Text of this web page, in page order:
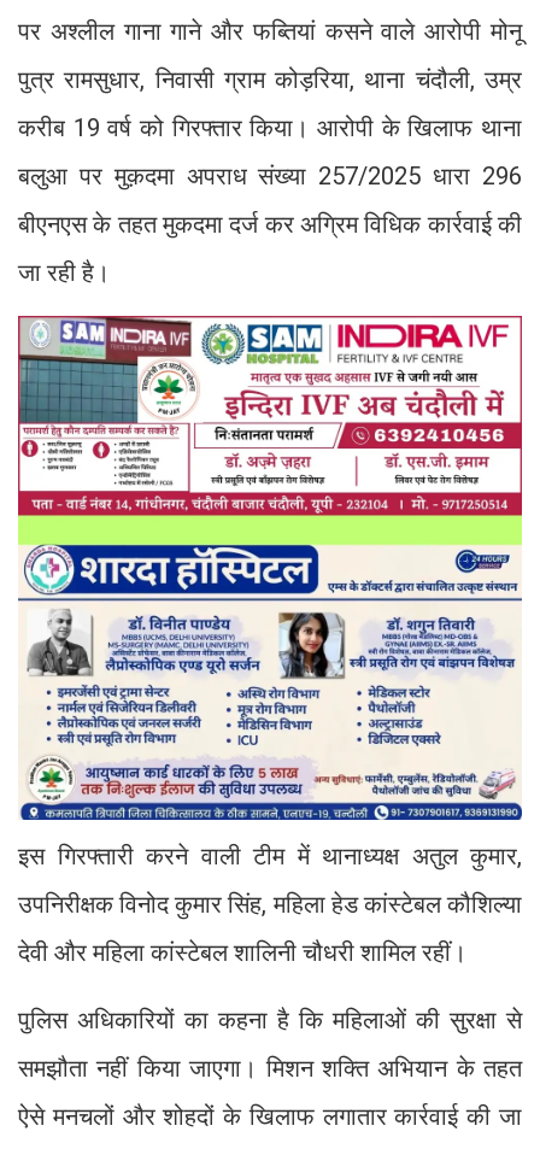
पर अश्लील गाना गाने और फब्तियां कसने वाले आरोपी मोनू
पुत्र रामसुधार, निवासी ग्राम कोड़रिया, थाना चंदौली, उम्र
करीब 19 वर्ष को गिरफ्तार किया। आरोपी के खिलाफ थाना
बलुआ पर मुक़दमा अपराध संख्या 257/2025 धारा 296
बीएनएस के तहत मुकदमा दर्ज कर अग्रिम विधिक कार्रवाई की
जा रही है।
इस गिरफ्तारी करने वाली टीम में थानाध्यक्ष अतुल कुमार,
उपनिरीक्षक विनोद कुमार सिंह, महिला हेड कांस्टेबल कौशिल्या
देवी और महिला कांस्टेबल शालिनी चौधरी शामिल रहीं।
पुलिस अधिकारियों का कहना है कि महिलाओं की सुरक्षा से
समझौता नहीं किया जाएगा। मिशन शक्ति अभियान के तहत
ऐसे मनचलों और शोहदों के खिलाफ लगातार कार्रवाई की जा